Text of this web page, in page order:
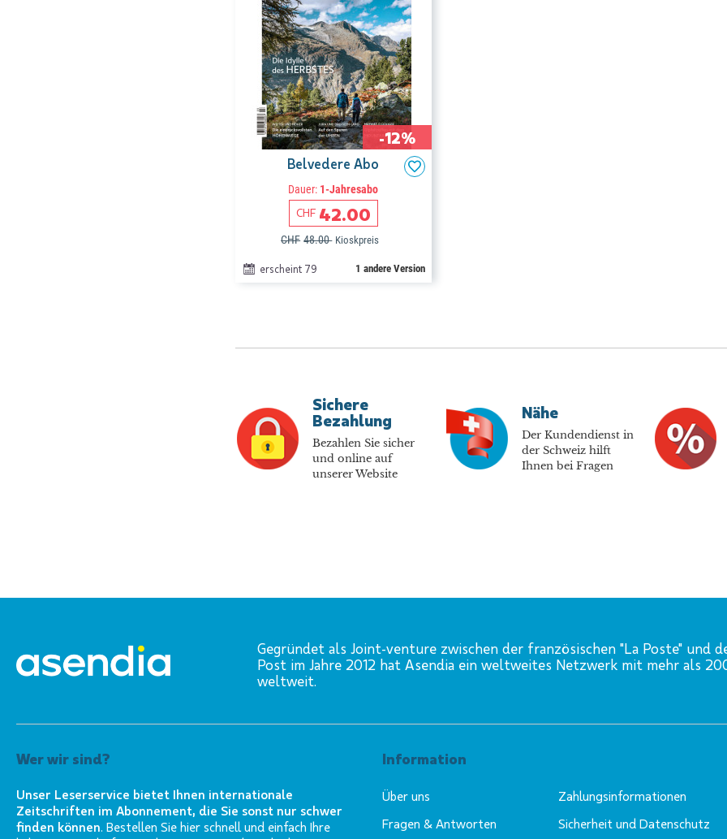
-12%
Belvedere Abo
Dauer: 1-Jahresabo
CHF 42.00
CHF 48.00 Kioskpreis
erscheint 79 1 andere Version
Sichere
Bezahlung
Bezahlen Sie sicher
und online auf
unserer Website
Nähe
Der Kundendienst in
der Schweiz hilft
Ihnen bei Fragen
Gegründet als Joint-venture zwischen der französischen "La Poste" und
Post im Jahre 2012 hat Asendia ein weltweites Netzwerk mit mehr als
weltweit.
Wer wir sind?
Unser Leserservice bietet Ihnen internationale
Zeitschriften im Abonnement, die Sie sonst nur schwer
finden können. Bestellen Sie hier schnell und einfach Ihre
Information
Über uns
Fragen & Antworten
Zahlungsinformationen
Sicherheit und Datenschutz